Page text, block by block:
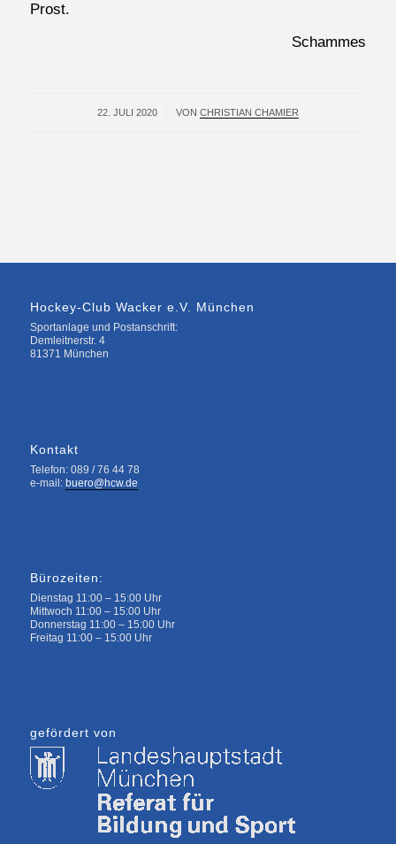
Prost.
Schammes
22. JULI 2020 VON CHRISTIAN CHAMIER
Hockey-Club Wacker e.V. München
Sportanlage und Postanschrift:
Demleitnerstr. 4
81371 München
Kontakt
Telefon: 089 / 76 44 78
e-mail: buero@hcw.de
Bürozeiten:
Dienstag 11:00 – 15:00 Uhr
Mittwoch 11:00 – 15:00 Uhr
Donnerstag 11:00 – 15:00 Uhr
Freitag 11:00 – 15:00 Uhr
gefördert von